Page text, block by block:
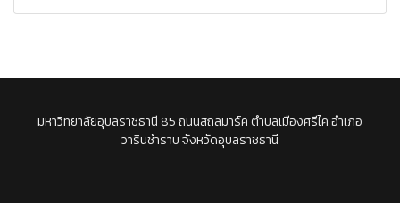
มหาวิทยาลัยอุบลราชธานี 85 ถนนสถลมาร์ค ตำบลเมืองศรีไค อำเภอ
วารินชำราบ จังหวัดอุบลราชธานี